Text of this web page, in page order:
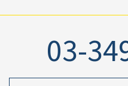
03-